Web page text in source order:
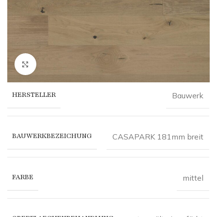
Click to enlarge
HERSTELLER Bauwerk
BAUWERKBEZEICHUNG CASAPARK 181mm breit
FARBE mittel